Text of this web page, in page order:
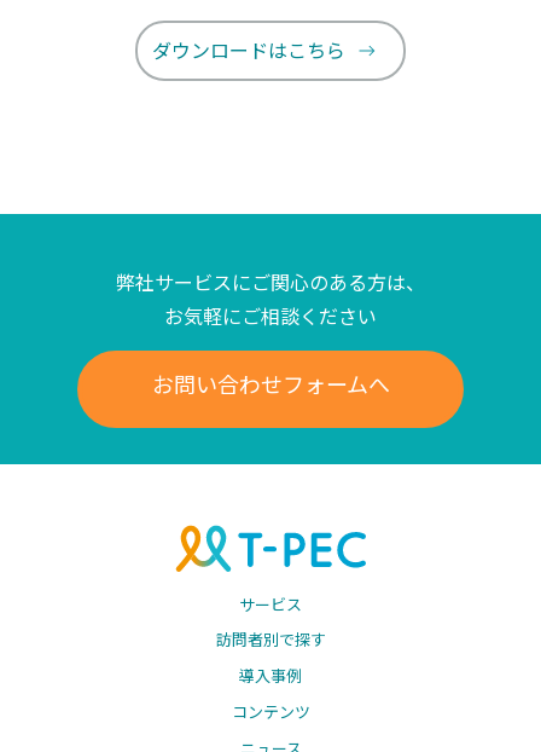
ダウンロードはこちら
弊社サービスにご関心のある方は、
お気軽にご相談ください
お問い合わせフォームへ
サービス
訪問者別で探す
導入事例
コンテンツ